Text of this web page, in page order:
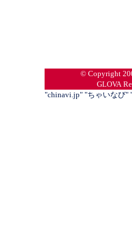
© Copyright
GLOVA
"chinavi.jp" "ちゃいなび"